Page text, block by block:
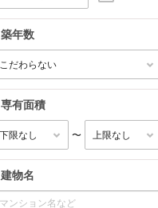
築年数
専有面積
〜
建物名